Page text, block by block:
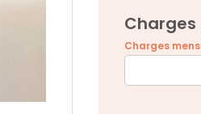
Charges
Charges